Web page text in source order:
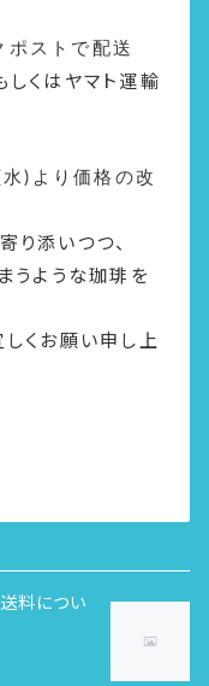
ポストで配送
くはヤマト運輸
)より価格の改
り添いつつ、
うような珈琲を
くお願い申し上
料につい